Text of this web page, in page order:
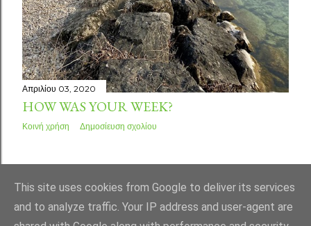
Απριλίου 03, 2020
HOW WAS YOUR WEEK?
Κοινή χρήση Δημοσίευση σχολίου
ΠΑΛΑΙΌΤΕΡΕΣ ΑΝΑΡΤΉΣΕΙΣ
This site uses cookies from Google to deliver its services
and to analyze traffic. Your IP address and user-agent are